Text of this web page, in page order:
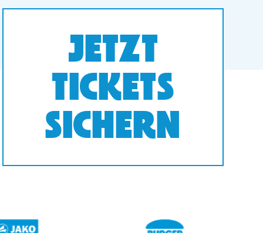
JETZT
TICKETS
SICHERN